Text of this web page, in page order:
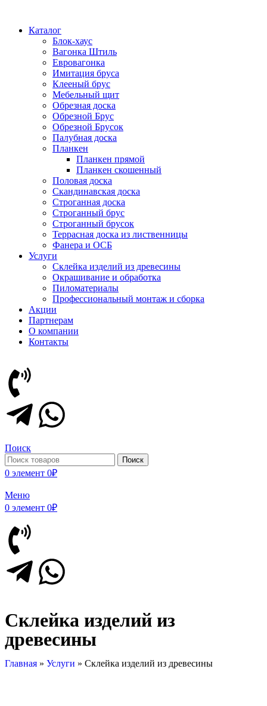
Каталог
Блок-хаус
Вагонка Штиль
Евровагонка
Имитация бруса
Клееный брус
Мебельный щит
Обрезная доска
Обрезной Брус
Обрезной Брусок
Палубная доска
Планкен
Планкен прямой
Планкен скошенный
Половая доска
Скандинавская доска
Строганная доска
Строганный брус
Строганный брусок
Террасная доска из лиственницы
Фанера и ОСБ
Услуги
Склейка изделий из древесины
Окрашивание и обработка
Пиломатериалы
Профессиональный монтаж и сборка
Акции
Партнерам
О компании
Контакты
Поиск
Поиск
0 элемент 0₽
Меню
0 элемент 0₽
Склейка изделий из
древесины
Главная » Услуги » Склейка изделий из древесины